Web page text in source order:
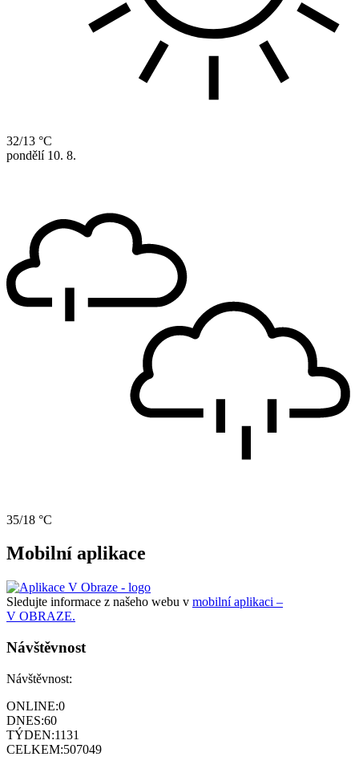
32/13 °C
pondělí 10. 8.
35/18 °C
Mobilní aplikace
Sledujte informace z našeho webu v mobilní aplikaci –
V OBRAZE.
Návštěvnost
Návštěvnost:
ONLINE:0
DNES:60
TÝDEN:1131
CELKEM:507049